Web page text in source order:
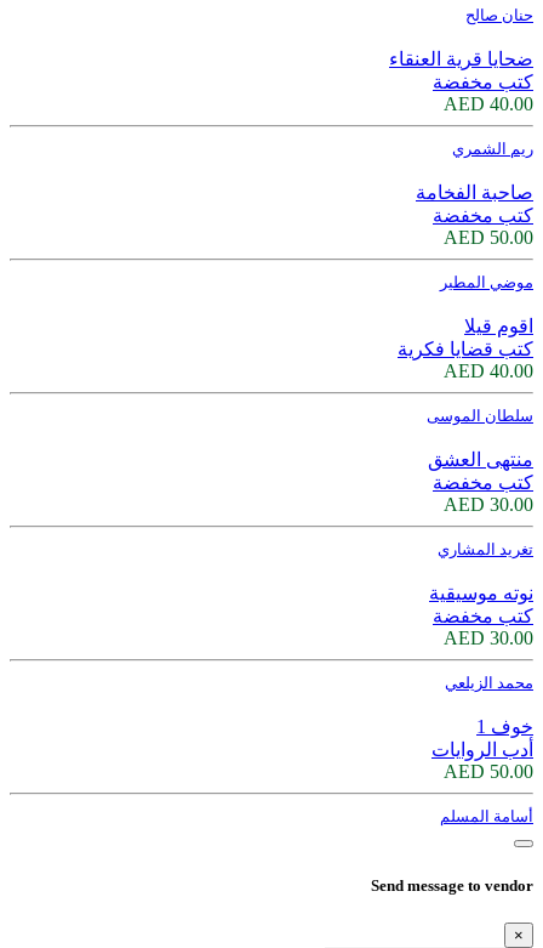
حنان صالح
ضحايا قرية العنقاء
كتب مخفضة
40.00 AED
ريم الشمري
صاحبة الفخامة
كتب مخفضة
50.00 AED
موضي المطير
اقوم قيلا
كتب قضايا فكرية
40.00 AED
سلطان الموسى
منتهى العشق
كتب مخفضة
30.00 AED
تغريد المشاري
نوته موسيقية
كتب مخفضة
30.00 AED
محمد الزيلعي
خوف 1
أدب الروايات
50.00 AED
أسامة المسلم
Send message to vendor
×